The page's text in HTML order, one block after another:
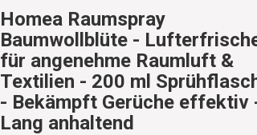
Homea Raumspray
Baumwollblüte -
für angenehme Raumluft &
Textilien - 200 ml
- Bekämpft Gerüche effektiv
Lang anhaltend